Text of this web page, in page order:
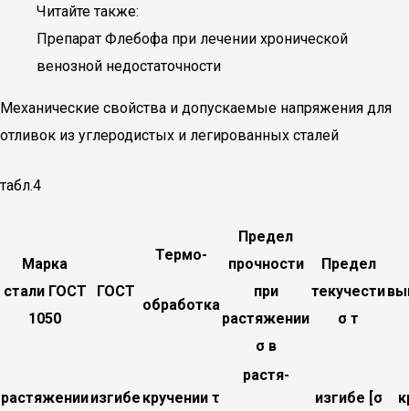
Читайте также:
Препарат Флебофа при лечении хронической
венозной недостаточности
Механические свойства и допускаемые напряжения для
отливок из углеродистых и легированных сталей
табл.4
Марка
стали ГОСТ
1050
ГОСТ
Термо-
обработка
Предел
прочности
при
растяжении
σ в
Предел
текучести
σ т
растяженииизгибе кручении τ
растя-
изгибе [σ